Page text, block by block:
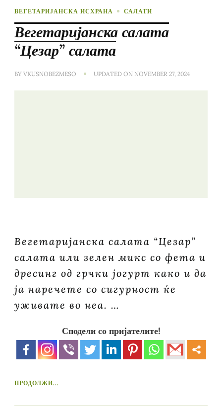
ВЕГЕТАРИЈАНСКА ИСХРАНА САЛАТИ
Вегетаријанска салата
“Цезар” салата
BY VKUSNOBEZMESO UPDATED ON NOVEMBER 27, 2024
Вегетаријанска салата “Цезар”
салата или зелен микс со фета и
дресинг од грчки јогурт како и да
ја наречете со сигурност ќе
уживате во неа. …
Сподели со пријателите!
ПРОДОЛЖИ...